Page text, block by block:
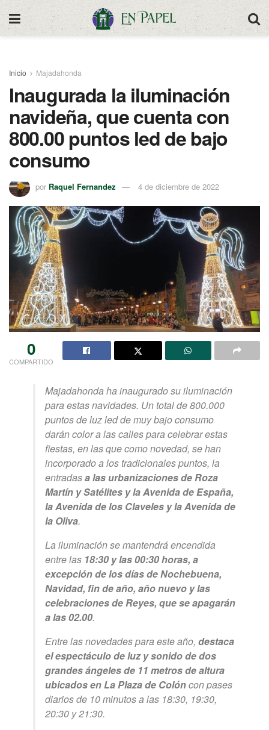
Inicio Majadahonda
Inaugurada la iluminación
navideña, que cuenta con
800.00 puntos led de bajo
consumo
por Raquel Fernandez 4 de diciembre de 2022
0
COMPARTIDO
Majadahonda ha inaugurado su iluminación
para estas navidades. Un total de 800.000
puntos de luz led de muy bajo consumo
darán color a las calles para celebrar estas
fiestas, en las que como novedad, se han
incorporado a los tradicionales puntos, la
entradasa las urbanizaciones de Roza
Martín y Satélites y la Avenida de España,
la Avenida de los Claveles y la Avenida de
la Oliva.
La iluminación se mantendrá encendida
entre las 18:30 y las 00:30 horas, a
excepción de los días de Nochebuena,
Navidad, fin de año, año nuevo y las
celebraciones de Reyes, que se apagarán
a las 02.00.
Entre las novedades para este año, destaca
el espectáculo de luz y sonido de dos
grandes ángeles de 11 metros de altura
ubicados en La Plaza de Colóncon pases
diarios de 10 minutos a las 18:30, 19:30,
20:30 y 21:30.